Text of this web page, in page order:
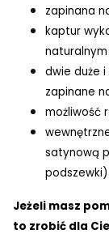
zapinana
kaptur
dwie duże
zapinane
możliwość
satynową
podszewki)
Jeżeli masz
to zrobić dla